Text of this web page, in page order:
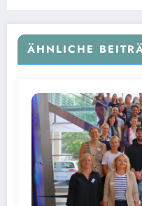
ÄHNLICHE